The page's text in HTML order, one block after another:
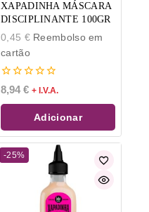
XAPADINHA MÁSCARA
DISCIPLINANTE 100GR
0,45 €Reembolso em
cartão
0
de
5
8,94€ + I.V.A.
Adicionar
-25%